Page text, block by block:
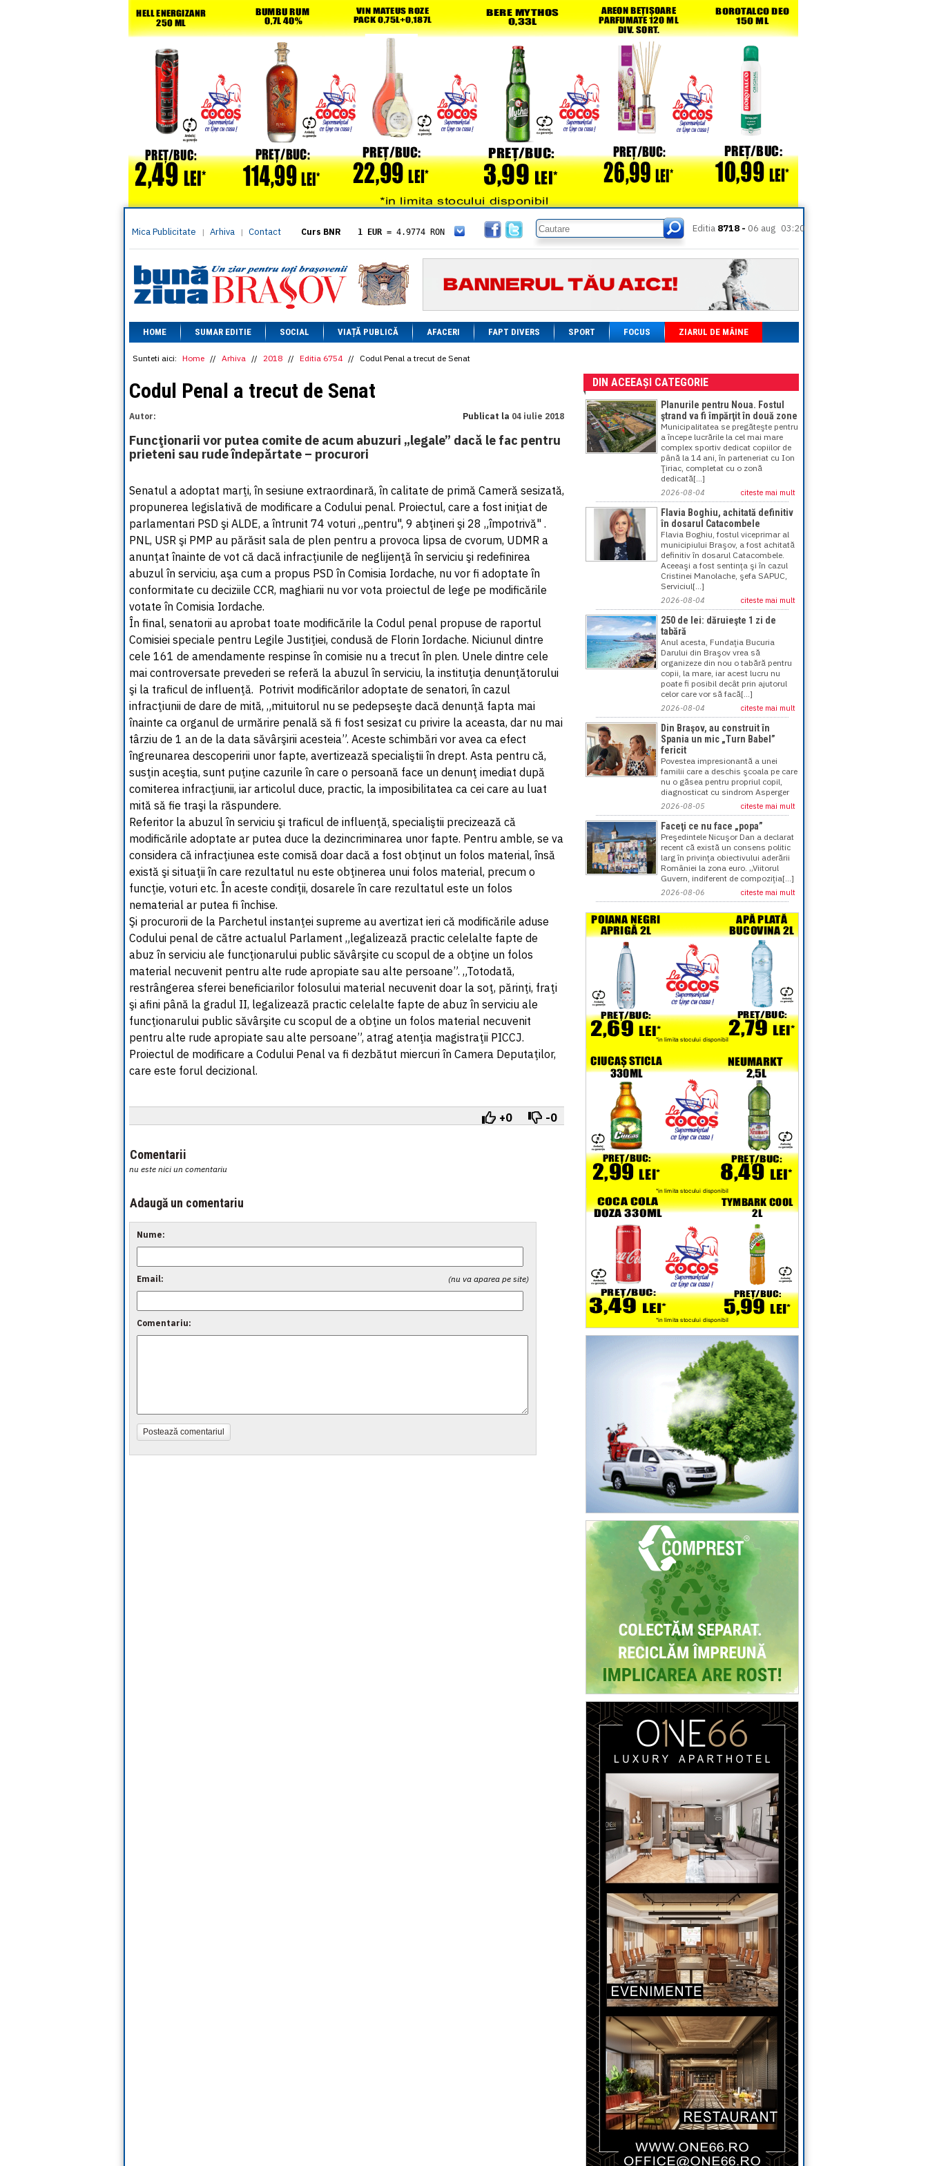
Mica Publicitate | Arhiva | Contact Curs BNR 1 EUR = 4.9774 RON
= 5.8304 RON
1 XAU= 464.4611 RON
1 AED= 1.1933 RON
1 AUD= 2.7957 RON
1 BGN= 2.5449 RON
1 CAD= 3.1559 RON
1 CHF= 5.2813 RON
1 CNY = 0.6015 RON
1 EGP
1 KRW= 0.3047 RON
1 MDL
1 NZD= 2.6097 RON
1 PLN= 1.1646 RON
= 0.0425 RON
1 RUB= 0.0530 RON
1 SEK= 0.4526 RON
1 TRY = 0.1141 RON
1 UAH
= 0.1048 RON
1 XDR= 5.9383 RON
1 ZAR= 0.2318 RON
Editia 8718 - 06 aug 03:20
HOME SUMAR EDITIE SOCIAL VIAȚĂ PUBLICĂ AFACERI FAPT DIVERS SPORT FOCUS ZIARUL DE MÂINE
Sunteti aici: Home // Arhiva // 2018 // Editia 6754 // Codul Penal a trecut de Senat
Codul Penal a trecut de Senat
Autor: Publicat la 04 iulie 2018
Funcţionarii vor putea comite de acum abuzuri „legale” dacă le fac pentru
prieteni sau rude îndepărtate – procurori
Senatul a adoptat marţi, în sesiune extraordinară, în calitate de primă Cameră sesizată,
propunerea legislativă de modificare a Codului penal. Proiectul, care a fost iniţiat de
parlamentari PSD şi ALDE, a întrunit 74 voturi „pentru", 9 abţineri şi 28 „împotrivă" .
PNL, USR şi PMP au părăsit sala de plen pentru a provoca lipsa de cvorum, UDMR a
anunţat înainte de vot că dacă infracţiunile de neglijenţă în serviciu şi redefinirea
abuzul în serviciu, aşa cum a propus PSD în Comisia Iordache, nu vor fi adoptate în
conformitate cu deciziile CCR, maghiarii nu vor vota proiectul de lege pe modificările
votate în Comisia Iordache.
În final, senatorii au aprobat toate modificările la Codul penal propuse de raportul
Comisiei speciale pentru Legile Justiţiei, condusă de Florin Iordache. Niciunul dintre
cele 161 de amendamente respinse în comisie nu a trecut în plen. Unele dintre cele
mai controversate prevederi se referă la abuzul în serviciu, la instituţia denunţătorului
şi la traficul de influenţă. Potrivit modificărilor adoptate de senatori, în cazul
infracţiunii de dare de mită, „mituitorul nu se pedepseşte dacă denunţă fapta mai
înainte ca organul de urmărire penală să fi fost sesizat cu privire la aceasta, dar nu mai
târziu de 1 an de la data săvârşirii acesteia”. Aceste schimbări vor avea ca efect
îngreunarea descoperirii unor fapte, avertizează specialiştii în drept. Asta pentru că,
susţin aceştia, sunt puţine cazurile în care o persoană face un denunţ imediat după
comiterea infracţiunii, iar articolul duce, practic, la imposibilitatea ca cei care au luat
mită să fie traşi la răspundere.
Referitor la abuzul în serviciu şi traficul de influenţă, specialiştii precizează că
modificările adoptate ar putea duce la dezincriminarea unor fapte. Pentru amble, se va
considera că infracţiunea este comisă doar dacă a fost obţinut un folos material, însă
există şi situaţii în care rezultatul nu este obţinerea unui folos material, precum o
funcţie, voturi etc. În aceste condiţii, dosarele în care rezultatul este un folos
nematerial ar putea fi închise.
Şi procurorii de la Parchetul instanţei supreme au avertizat ieri că modificările aduse
Codului penal de către actualul Parlament „legalizează practic celelalte fapte de
abuz în serviciu ale funcţionarului public săvârşite cu scopul de a obţine un folos
material necuvenit pentru alte rude apropiate sau alte persoane”. „Totodată,
restrângerea sferei beneficiarilor folosului material necuvenit doar la soţ, părinţi, fraţi
şi afini până la gradul II, legalizează practic celelalte fapte de abuz în serviciu ale
funcţionarului public săvârşite cu scopul de a obţine un folos material necuvenit
pentru alte rude apropiate sau alte persoane”, atrag atenţia magistraţii PICCJ.
Proiectul de modificare a Codului Penal va fi dezbătut miercuri în Camera Deputaţilor,
care este forul decizional.
+0 -0
Comentarii
nu este nici un comentariu
Adaugă un comentariu
Nume:
(nu va aparea pe site)
Email:
Comentariu:
Postează comentariul
DIN ACEEAȘI CATEGORIE
Planurile pentru Noua. Fostul
ştrand va fi împărţit în două zone
Municipalitatea se pregăteşte pentru
a începe lucrările la cel mai mare
complex sportiv dedicat copiilor de
până la 14 ani, în parteneriat cu Ion
Ţiriac, completat cu o zonă
dedicată[...]
2026-08-04 citeste mai mult
Flavia Boghiu, achitată definitiv
în dosarul Catacombele
Flavia Boghiu, fostul viceprimar al
municipiului Braşov, a fost achitată
definitiv în dosarul Catacombele.
Aceeaşi a fost sentinţa şi în cazul
Cristinei Manolache, şefa SAPUC,
Serviciul[...]
2026-08-04 citeste mai mult
250 de lei: dăruieşte 1 zi de
tabără
Anul acesta, Fundaţia Bucuria
Darului din Braşov vrea să
organizeze din nou o tabără pentru
copii, la mare, iar acest lucru nu
poate fi posibil decât prin ajutorul
celor care vor să facă[...]
2026-08-04 citeste mai mult
Din Braşov, au construit în
Spania un mic „Turn Babel”
fericit
Povestea impresionantă a unei
familii care a deschis şcoala pe care
nu o găsea pentru propriul copil,
diagnosticat cu sindrom Asperger
2026-08-05 citeste mai mult
Faceţi ce nu face „popa”
Preşedintele Nicuşor Dan a declarat
recent că există un consens politic
larg în privinţa obiectivului aderării
României la zona euro. „Viitorul
Guvern, indiferent de compoziţia[...]
2026-08-06 citeste mai mult